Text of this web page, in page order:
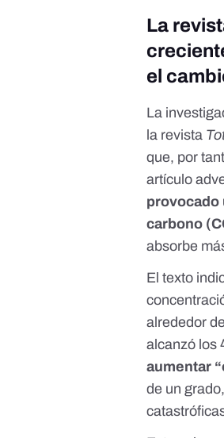
La
el
La
la revista
que, por
artículo
provocado
carbono
absorbe
El texto
alrededor
alcanzó los
aumentar
de un